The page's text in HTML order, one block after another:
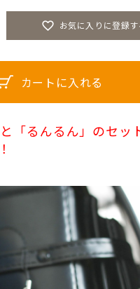
お気に入りに登録
カートに入れる
「るんるん」のセッ